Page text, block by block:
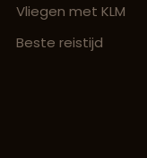
Vliegen met KLM
Beste reistijd